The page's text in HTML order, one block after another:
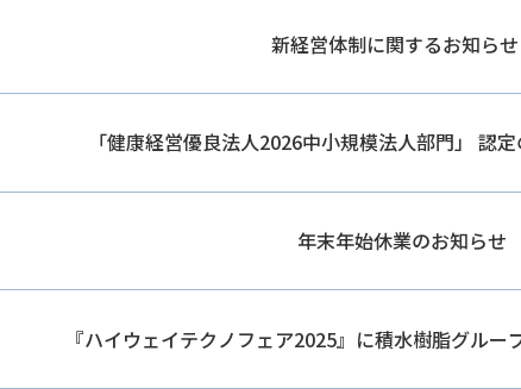
新経営体制に関するお知らせ
「健康経営優良法人2026中小規模法人部門」 認
年末年始休業のお知らせ
『ハイウェイテクノフェア2025』に積水樹脂グルー